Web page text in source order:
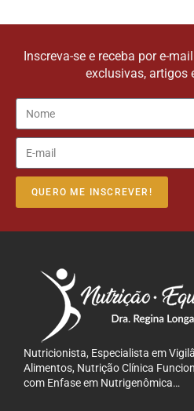
Inscreva-se e receba por e-
exclusivas, artigos
QUERO ME INSCREVER!
Nutricionista, Especialista em
Alimentos, Nutrição Clínica
com Enfase em Nutrigenômica…